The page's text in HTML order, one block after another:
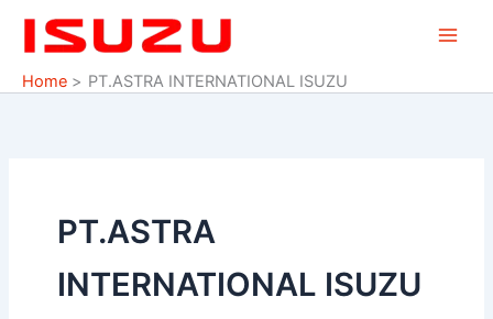
Home
PT.ASTRA INTERNATIONAL ISUZU
PT.ASTRA
INTERNATIONAL ISUZU